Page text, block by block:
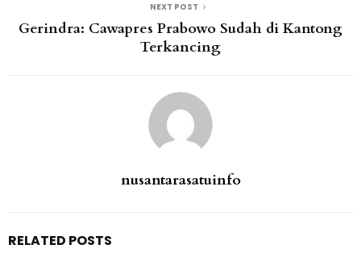
NEXT POST
Gerindra: Cawapres Prabowo Sudah di Kantong
Terkancing
nusantarasatuinfo
RELATED POSTS